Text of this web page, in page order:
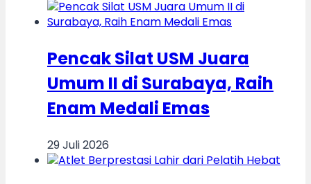
Pencak Silat USM Juara
Umum II di Surabaya, Raih
Enam Medali Emas
29 Juli 2026